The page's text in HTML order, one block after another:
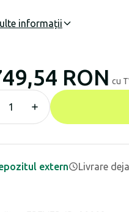
informații
RON cu
extern Livrare